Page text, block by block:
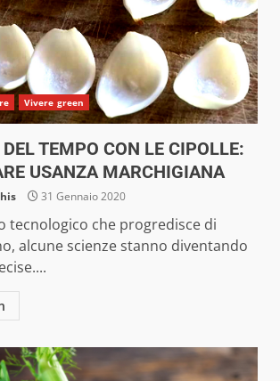
Vivere green
TEMPO CON LE CIPOLLE:
USANZA MARCHIGIANA
31 Gennaio 2020
tecnologico che progredisce di
alcune scienze stanno diventando